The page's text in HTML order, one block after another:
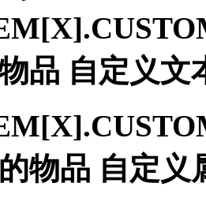
品 自定义文
物品 自定义